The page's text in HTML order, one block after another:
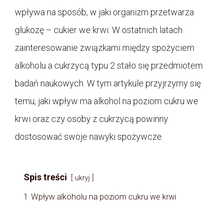
wpływa na sposób, w jaki organizm przetwarza
glukozę – cukier we krwi. W ostatnich latach
zainteresowanie związkami między spożyciem
alkoholu a cukrzycą typu 2 stało się przedmiotem
badań naukowych. W tym artykule przyjrzymy się
temu, jaki wpływ ma alkohol na poziom cukru we
krwi oraz czy osoby z cukrzycą powinny
dostosować swoje nawyki spożywcze.
Spis treści ukryj
1 Wpływ alkoholu na poziom cukru we krwi